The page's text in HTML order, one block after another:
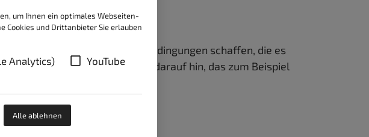
um Ihnen ein optimales Webseiten-
Cookies und Drittanbieter Sie erlauben
Analytics) YouTube
Alle ablehnen
sollten Rahmenbedingungen schaffen, die es
zu halten. Der ADAC weist darauf hin, das zum Beispiel